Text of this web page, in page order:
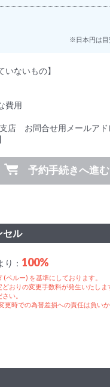
※日本円は目
いないもの】
費用
支店 お問合せ用メールア
予約手続きへ進む
セル
り： 100%
ペルー) を基準にしております。
おりの変更手数料が発生いたしま
い。
時での為替差損への責任は負いか